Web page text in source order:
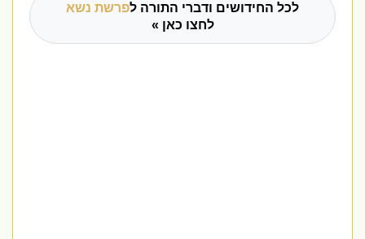
לכל החידושים ודברי התורה לפרשת נשא
לחצו כאן »